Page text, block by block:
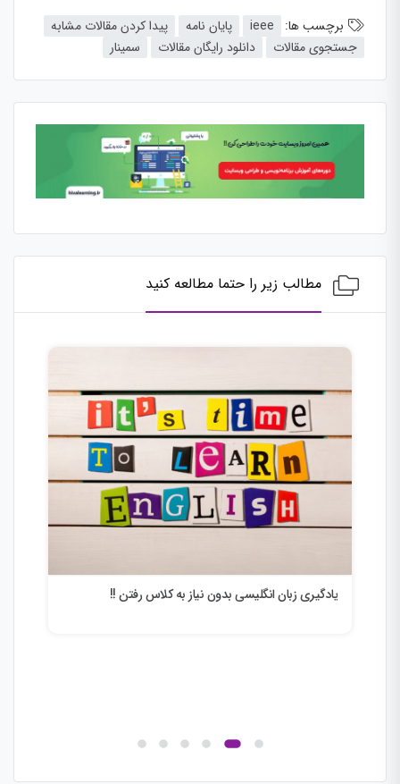
برچسب ها: ieee پایان نامه
پیدا کردن مقالات مشابه
جستجوی مقالات
دانلود رایگان مقالات سمینار
مطالب زیر را حتما مطالعه کنید
یادگیری زبان انگلیسی بدون نیاز به کلاس رفتن !!